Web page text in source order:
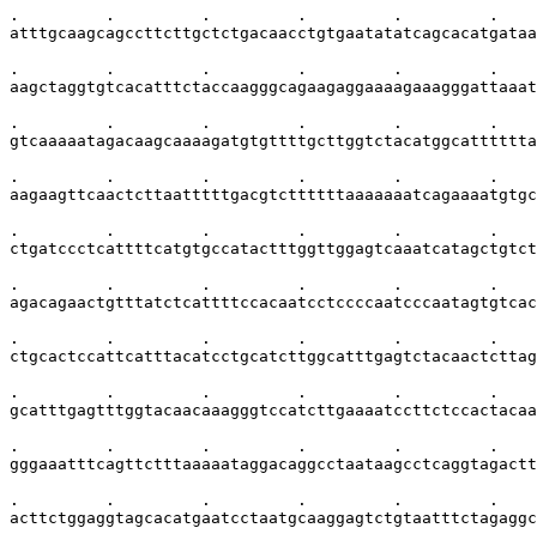
.         .         .         .         .         .
.         .         .         .         .         .
.         .         .         .         .         .
.         .         .         .         .         .
.         .         .         .         .         .
.         .         .         .         .         .
.         .         .         .         .         .
.         .         .         .         .         .
.         .         .         .         .         .
.         .         .         .         .         .